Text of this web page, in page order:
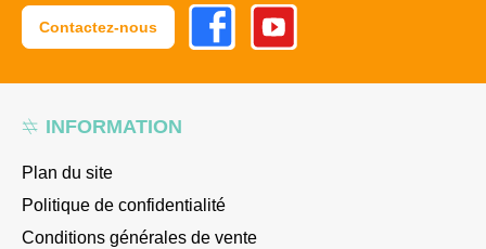
INFORMATION
Plan du site
Politique de confidentialité
Conditions générales de vente
Contactez-nous
FacebookYoutube